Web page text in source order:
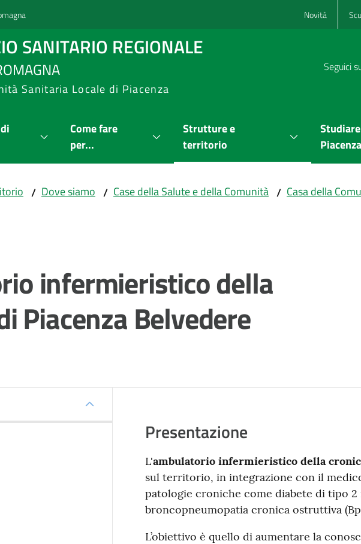
Novità
SANITARIO REGIONALE
Sanitaria Locale di Piacenza
Seguici
Come fare
per...
Strutture e
territorio
Piacenza
/ Dove siamo / Case della Salute e della Comunità / Casa della
infermieristico della
Piacenza Belvedere
Presentazione
L'ambulatorio infermieristico della
sul territorio, in integrazione con il
patologie croniche come diabete di tipo
broncopneumopatia cronica ostruttiva
L’obiettivo è quello di aumentare la